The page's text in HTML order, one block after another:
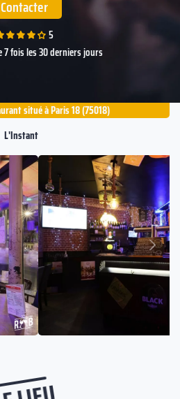
Contacter
5
7 fois les 30 derniers jours
situé à Paris 18 (75018)
L'Instant
Suivant